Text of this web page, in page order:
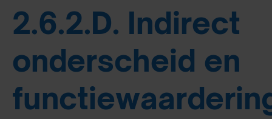
2.6.2.D. Indirect
onderscheid en